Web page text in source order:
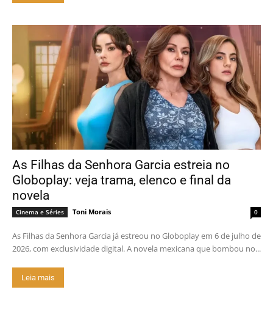
As Filhas da Senhora Garcia estreia no
Globoplay: veja trama, elenco e final da
novela
Cinema e Séries Toni Morais 0
As Filhas da Senhora Garcia já estreou no Globoplay em 6 de julho de
2026, com exclusividade digital. A novela mexicana que bombou no...
Leia mais